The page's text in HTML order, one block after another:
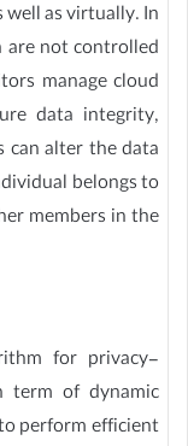
well as virtually. In
not controlled
manage cloud
data integrity,
can alter the data
belongs to
members in the
for privacy-
term of dynamic
perform efficient